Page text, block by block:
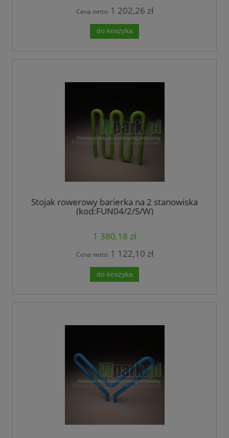
Cena netto: 1 202,26 zł
do koszyka
Stojak rowerowy barierka na 2 stanowiska
(kod:FUN04/2/S/W)
1 380,18 zł
Cena netto: 1 122,10 zł
do koszyka